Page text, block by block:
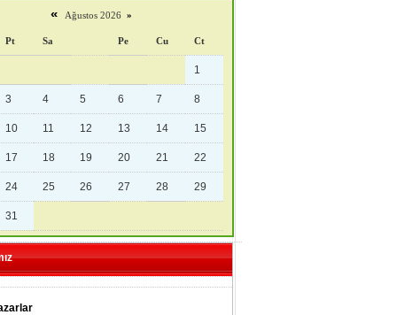
« Ağustos 2026 »
Pt Sa Pe Cu Ct
1
3 4 5 6 7 8
10 11 12 13 14 15
17 18 19 20 21 22
24 25 26 27 28 29
31